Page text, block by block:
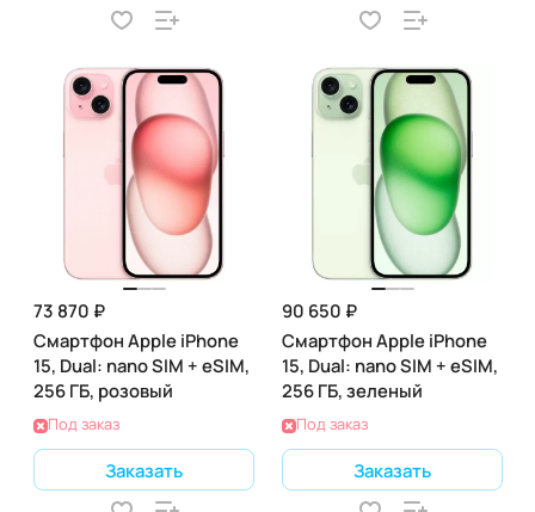
73 870 ₽
Смартфон Apple iPhone
15, Dual: nano SIM + eSIM,
256 ГБ, розовый
Под заказ
Заказать
90 650 ₽
Смартфон Apple iPhone
15, Dual: nano SIM + eSIM,
256 ГБ, зеленый
Под заказ
Заказать